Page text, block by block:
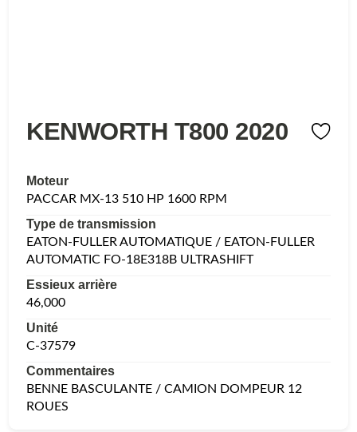
KENWORTH T800 2020
Moteur
PACCAR MX-13 510 HP 1600 RPM
Type de transmission
EATON-FULLER AUTOMATIQUE / EATON-FULLER
AUTOMATIC FO-18E318B ULTRASHIFT
Essieux arrière
46,000
Unité
C-37579
Commentaires
BENNE BASCULANTE / CAMION DOMPEUR 12
ROUES